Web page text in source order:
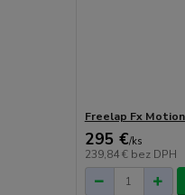
Freelap Fx
295 €/ks
239,84 € bez DPH